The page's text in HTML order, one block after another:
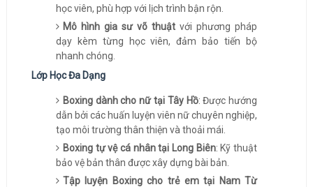
học viên, phù hợp với lịch trình bận rộn.
Mô hình gia sư võ thuật với phương pháp
dạy kèm từng học viên, đảm bảo tiến bộ
nhanh chóng.
Lớp Học Đa Dạng
Boxing dành cho nữ tại Tây Hồ: Được hướng
dẫn bởi các huấn luyện viên nữ chuyên nghiệp,
tạo môi trường thân thiện và thoải mái.
Boxing tự vệ cá nhân tại Long Biên: Kỹ thuật
bảo vệ bản thân được xây dựng bài bản.
Tập luyện Boxing cho trẻ em tại Nam Từ